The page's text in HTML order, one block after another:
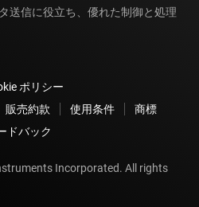
送信に役立ち、優れた制御と処理
ポリシー
販売約款 使用条件
商標
ドバック
Incorporated. All rights